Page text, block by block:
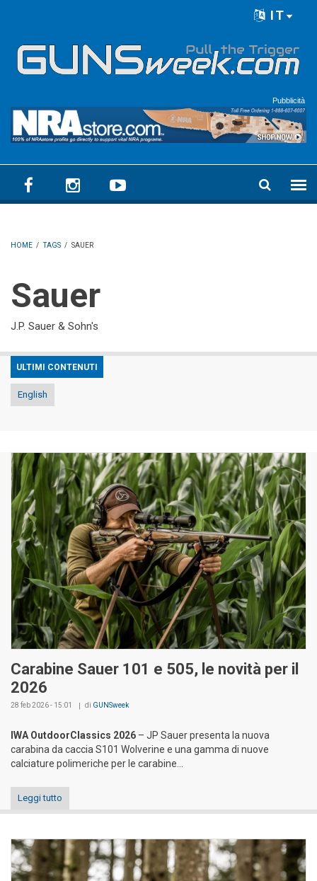
IT
Pubblicità
HOME / TAGS / SAUER
Sauer
J.P. Sauer & Sohn's
ULTIMI CONTENUTI
English
Carabine Sauer 101 e 505, le novità per il
2026
28 feb 2026 - 15:01 di GUNSweek
IWA OutdoorClassics 2026 – JP Sauer presenta la nuova
carabina da caccia S101 Wolverine e una gamma di nuove
calciature polimeriche per le carabine...
Leggi tutto